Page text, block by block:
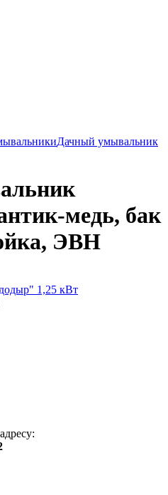
Дачный умывальник
медь, бак
ЭВН